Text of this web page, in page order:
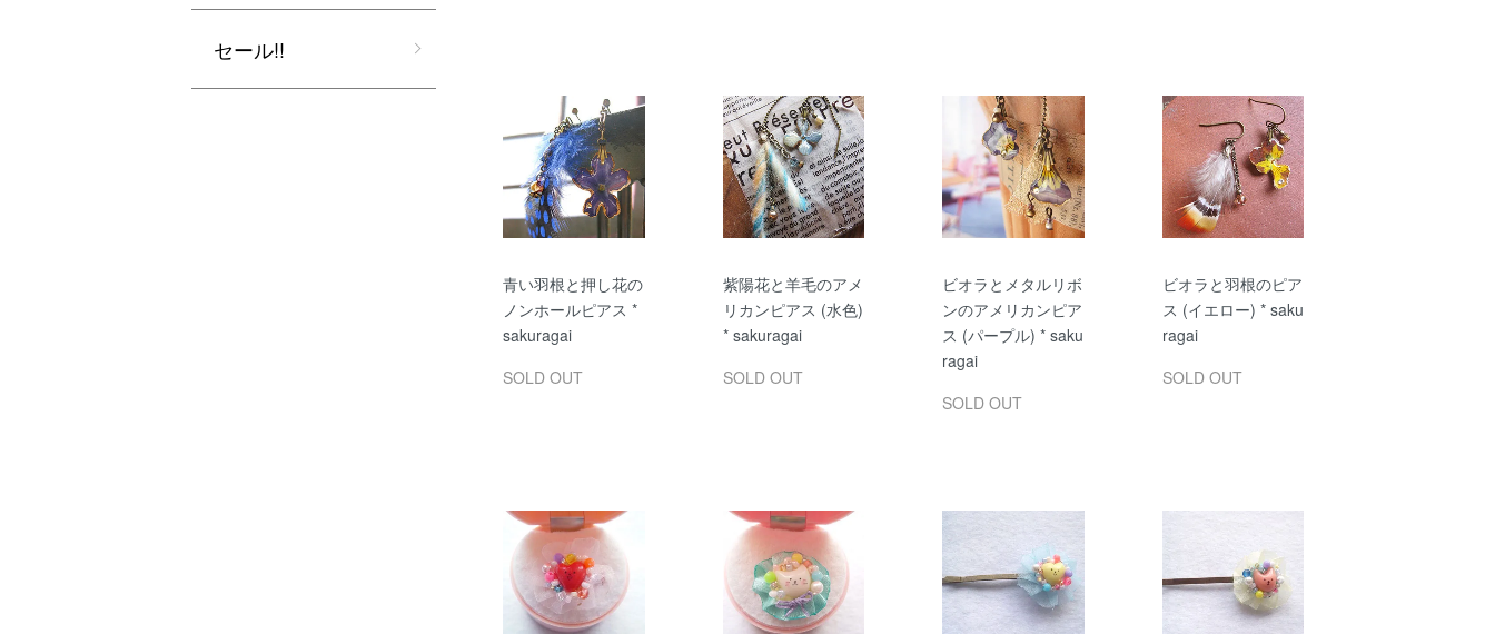
青い羽根と押し花の
ノンホールピアス *
sakuragai
SOLD OUT
紫陽花と羊毛のアメ
リカンピアス (水色)
* sakuragai
SOLD OUT
ビオラとメタルリボ
ンのアメリカンピア
ス (パープル) * saku
ragai
SOLD OUT
ビオラと羽根のピア
ス (イエロー) * saku
ragai
SOLD OUT
セール!!